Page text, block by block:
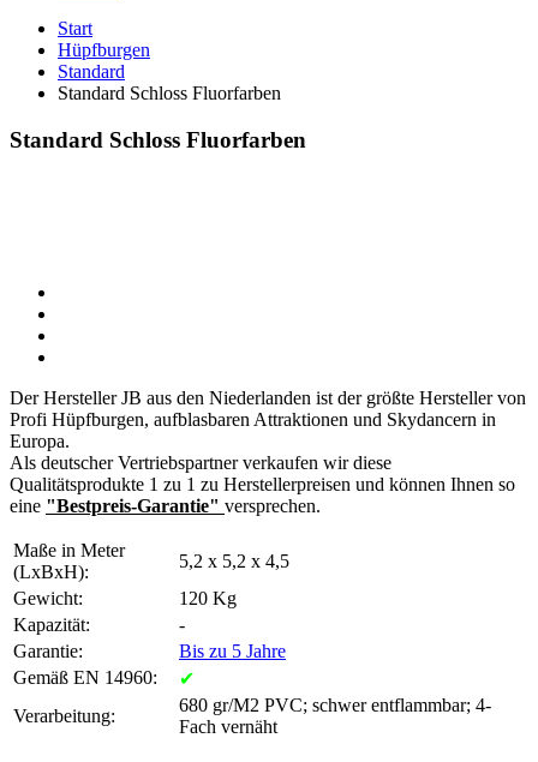
Start
Hüpfburgen
Standard
Standard Schloss Fluorfarben
Standard Schloss Fluorfarben
Der Hersteller JB aus den Niederlanden ist der größte Hersteller von
Profi Hüpfburgen, aufblasbaren Attraktionen und Skydancern in
Europa.
Als deutscher Vertriebspartner verkaufen wir diese
Qualitätsprodukte 1 zu 1 zu Herstellerpreisen und können Ihnen so
eine "Bestpreis-Garantie" versprechen.
Maße in Meter
(LxBxH):
5,2 x 5,2 x 4,5
Gewicht:
120 Kg
Kapazität:
-
Garantie:
Bis zu 5 Jahre
Gemäß EN 14960:
✔
Verarbeitung:
680 gr/M2 PVC; schwer entflammbar; 4-
Fach vernäht